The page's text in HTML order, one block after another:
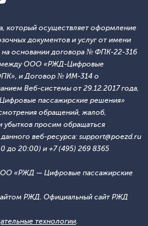
который осуществляет оформление
документов и услуг от имени
основании договора № ФПК-22-316
между ООО «РЖД-Цифровые
и Договор № ИМ-314 о
Веб-системы от 29.12.2017 года,
пассажирские решения»
обращений, жалоб,
убытков просим обращаться
веб-ресурса: support@poezd.ru
до 20:00) и +7 (495) 269 8365
«РЖД — Цифровые пассажирские
РЖД. Официальный сайт РЖД
технологии.